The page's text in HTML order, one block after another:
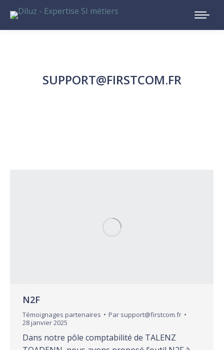
SUPPORT@FIRSTCOM.FR
N2F
Témoignages partenaires Par support@firstcom.fr
28 janvier 2025
Dans notre pôle comptabilité de TALENZ